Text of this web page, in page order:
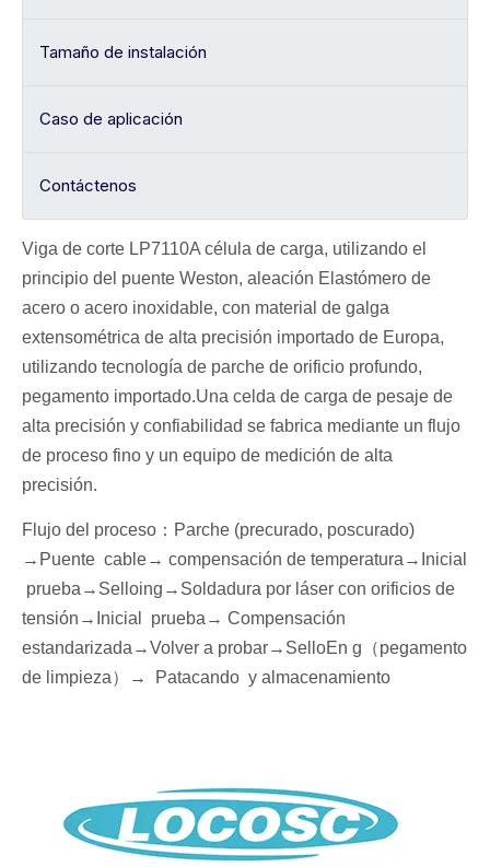
Tamaño de instalación
Caso de aplicación
Contáctenos
Viga de corte LP7110Acélula de carga, utilizando el
principio del puente Weston, aleación Elastómero de
acero o acero inoxidable, con material de galga
extensométrica de alta precisión importado de Europa,
utilizando tecnología de parche de orificio profundo,
pegamento importado.Una celda de carga de pesaje de
alta precisión y confiabilidad se fabrica mediante un flujo
de proceso fino y un equipo de medición de alta
precisión.
Flujo del proceso ： Parche (precurado, poscurado)
→ Puente cable→ compensación de temperatura→ nicial
prueba→Selloing→Soldadura por láser con orificios de
tensión → nicial prueba→ Compensación
estandarizada→Volver a probar→SelloEn g （pegamento
de limpieza） → Patacando y almacenamiento